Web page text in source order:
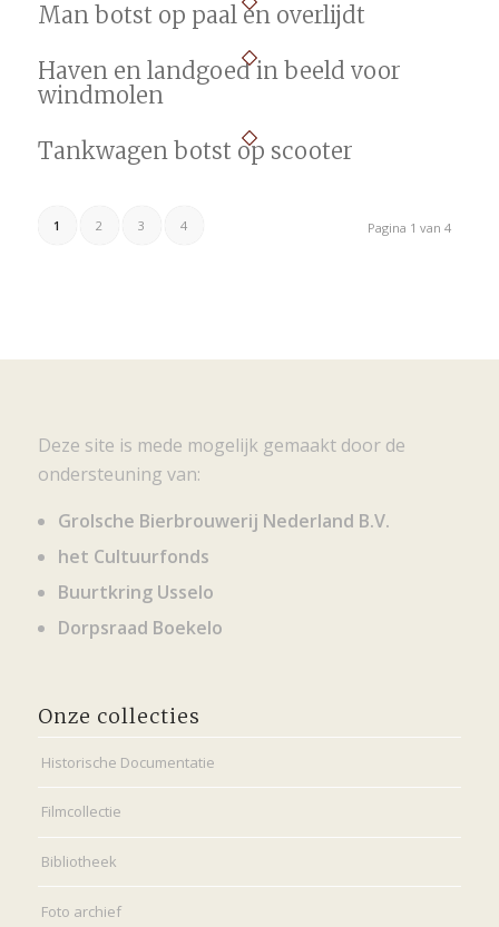
Man botst op paal en overlijdt
Haven en landgoed in beeld voor
windmolen
Tankwagen botst op scooter
Pagina 1 van 4
1 2 3 4
Deze site is mede mogelijk gemaakt door de
ondersteuning van:
Grolsche Bierbrouwerij Nederland B.V.
het Cultuurfonds
Buurtkring Usselo
Dorpsraad Boekelo
Onze collecties
Historische Documentatie
Filmcollectie
Bibliotheek
Foto archief